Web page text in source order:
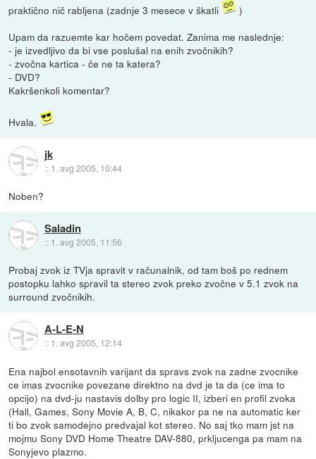
praktično nič rabljena (zadnje 3 mesece v škatli
)
Upam da razuemte kar hočem povedat. Zanima me naslednje:
- je izvedljivo da bi vse poslušal na enih zvočnikih?
- zvočna kartica - če ne ta katera?
- DVD?
Kakršenkoli komentar?
Hvala.
jk
:: 1. avg 2005, 10:44
Noben?
Saladin
:: 1. avg 2005, 11:56
Probaj zvok iz TVja spravit v računalnik, od tam boš po rednem
postopku lahko spravil ta stereo zvok preko zvočne v 5.1 zvok na
surround zvočnikih.
A-L-E-N
:: 1. avg 2005, 12:14
Ena najbol ensotavnih varijant da spravs zvok na zadne zvocnike
ce imas zvocnike povezane direktno na dvd je ta da (ce ima to
opcijo) na dvd-ju nastavis dolby pro logic II, izberi en profil zvoka
(Hall, Games, Sony Movie A, B, C, nikakor pa ne na automatic ker
ti bo zvok samodejno predvajal kot stereo. No saj tko mam jst na
mojmu Sony DVD Home Theatre DAV-880, prkljucenga pa mam na
Sonyjevo plazmo.